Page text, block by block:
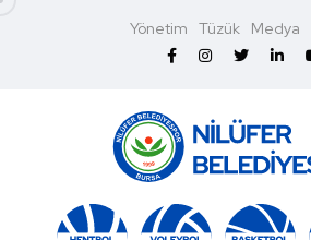
Yönetim Tüzük Medya